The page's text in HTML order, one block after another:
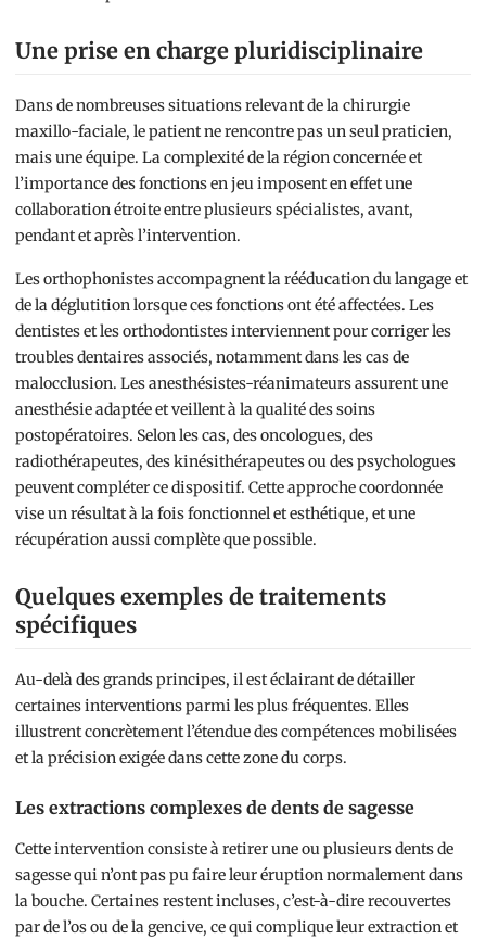
Une prise en charge pluridisciplinaire
Dans de nombreuses situations relevant de la chirurgie
maxillo-faciale, le patient ne rencontre pas un seul praticien,
mais une équipe. La complexité de la région concernée et
l’importance des fonctions en jeu imposent en effet une
collaboration étroite entre plusieurs spécialistes, avant,
pendant et après l’intervention.
Les orthophonistes accompagnent la rééducation du langage et
de la déglutition lorsque ces fonctions ont été affectées. Les
dentistes et les orthodontistes interviennent pour corriger les
troubles dentaires associés, notamment dans les cas de
malocclusion. Les anesthésistes-réanimateurs assurent une
anesthésie adaptée et veillent à la qualité des soins
postopératoires. Selon les cas, des oncologues, des
radiothérapeutes, des kinésithérapeutes ou des psychologues
peuvent compléter ce dispositif. Cette approche coordonnée
vise un résultat à la fois fonctionnel et esthétique, et une
récupération aussi complète que possible.
Quelques exemples de traitements
spécifiques
Au-delà des grands principes, il est éclairant de détailler
certaines interventions parmi les plus fréquentes. Elles
illustrent concrètement l’étendue des compétences mobilisées
et la précision exigée dans cette zone du corps.
Les extractions complexes de dents de sagesse
Cette intervention consiste à retirer une ou plusieurs dents de
sagesse qui n’ont pas pu faire leur éruption normalement dans
la bouche. Certaines restent incluses, c’est-à-dire recouvertes
par de l’os ou de la gencive, ce qui complique leur extraction et